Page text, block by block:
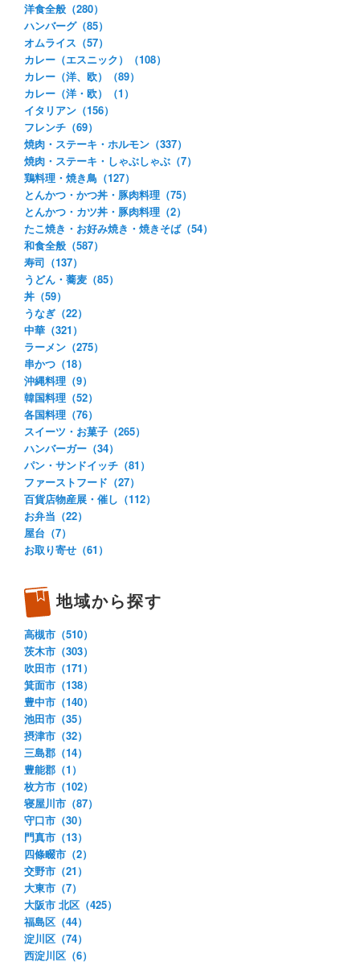
洋食全般（280）
ハンバーグ（85）
オムライス（57）
カレー（エスニック）（108）
カレー（洋、欧）（89）
カレー（洋・欧）（1）
イタリアン（156）
フレンチ（69）
焼肉・ステーキ・ホルモン（337）
焼肉・ステーキ・しゃぶしゃぶ（7）
鶏料理・焼き鳥（127）
とんかつ・かつ丼・豚肉料理（75）
とんかつ・カツ丼・豚肉料理（2）
たこ焼き・お好み焼き・焼きそば（54）
和食全般（587）
寿司（137）
うどん・蕎麦（85）
丼（59）
うなぎ（22）
中華（321）
ラーメン（275）
串かつ（18）
沖縄料理（9）
韓国料理（52）
各国料理（76）
スイーツ・お菓子（265）
ハンバーガー（34）
パン・サンドイッチ（81）
ファーストフード（27）
百貨店物産展・催し（112）
お弁当（22）
屋台（7）
お取り寄せ（61）
地域から探す
高槻市（510）
茨木市（303）
吹田市（171）
箕面市（138）
豊中市（140）
池田市（35）
摂津市（32）
三島郡（14）
豊能郡（1）
枚方市（102）
寝屋川市（87）
守口市（30）
門真市（13）
四條畷市（2）
交野市（21）
大東市（7）
大阪市 北区（425）
福島区（44）
淀川区（74）
西淀川区（6）